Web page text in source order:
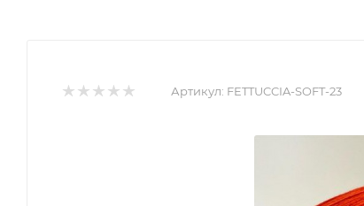
Артикул: FETTUCCIA-SOFT-23